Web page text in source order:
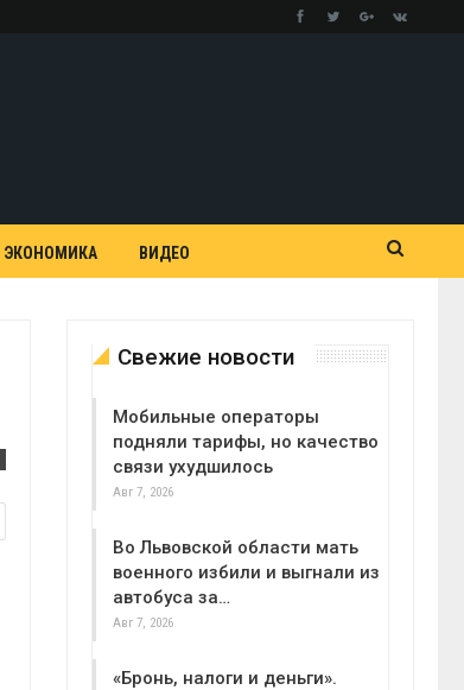
ЭКОНОМИКА ВИДЕО
Свежие новости
Мобильные операторы
подняли тарифы, но качество
связи ухудшилось
Авг 7, 2026
Во Львовской области мать
военного избили и выгнали из
автобуса за…
Авг 7, 2026
«Бронь, налоги и деньги».